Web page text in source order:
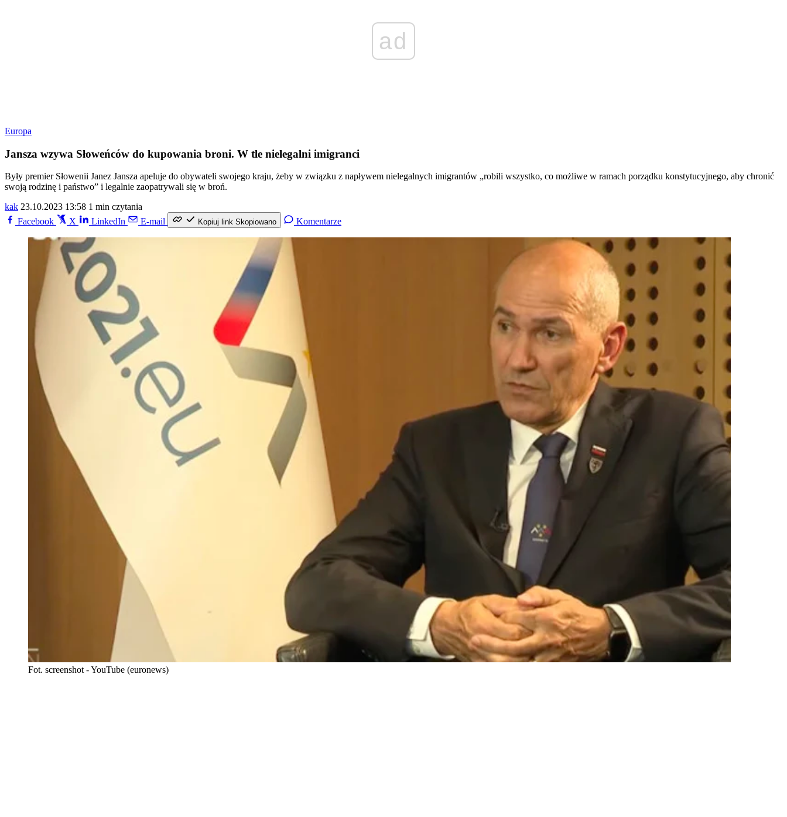
ad
Europa
Jansza wzywa Słoweńców do kupowania broni. W tle nielegalni imigranci
Były premier Słowenii Janez Jansza apeluje do obywateli swojego kraju, żeby w związku z napływem nielegalnych imigrantów „robili wszystko, co możliwe w ramach porządku konstytucyjnego, aby chronić
swoją rodzinę i państwo” i legalnie zaopatrywali się w broń.
kak 23.10.2023 13:58 1 min czytania
Facebook
X LinkedIn E-mail Kopiuj link Skopiowano Komentarze
Fot. screenshot - YouTube (euronews)